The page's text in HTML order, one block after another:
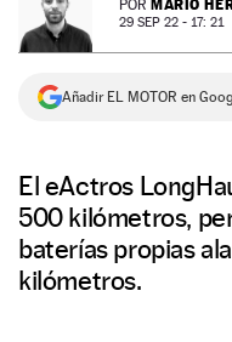
NEWSLETTER
SÍGUENOS
POR MARIO
29 SEP 22 - 17: 21
Añadir EL MOTOR en
El eActros
500 kilómetros,
baterías propias
kilómetros.